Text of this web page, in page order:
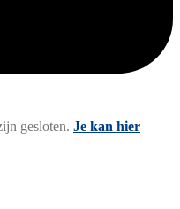
gesloten. Je kan hier